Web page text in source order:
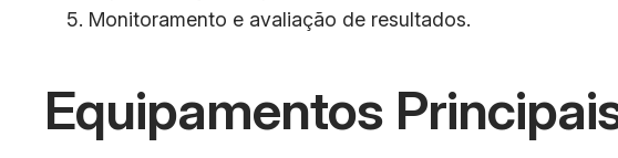
Monitoramento e avaliação de resultados.
Equipamentos